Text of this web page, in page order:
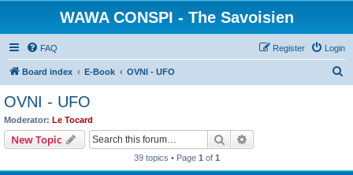
WAWA CONSPI - The Savoisien
FAQ Login
Register
Board index E-Book OVNI - UFO
OVNI - UFO
Moderator: Le Tocard
New Topic Search
39 topics • Page 1 of 1